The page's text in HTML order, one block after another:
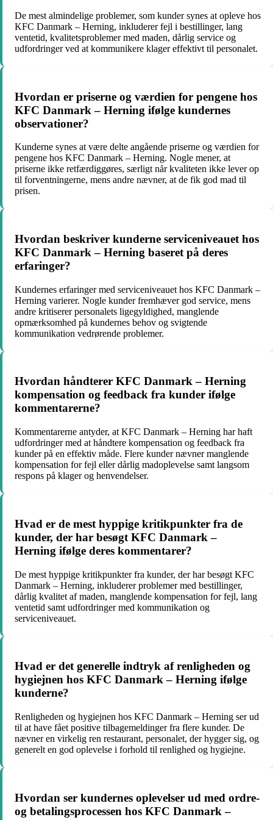
De mest almindelige problemer, som kunder synes at opleve hos
KFC Danmark – Herning, inkluderer fejl i bestillinger, lang
ventetid, kvalitetsproblemer med maden, dårlig service og
udfordringer ved at kommunikere klager effektivt til personalet.
Hvordan er priserne og værdien for pengene hos
KFC Danmark – Herning ifølge kundernes
observationer?
Kunderne synes at være delte angående priserne og værdien for
pengene hos KFC Danmark – Herning. Nogle mener, at
priserne ikke retfærdiggøres, særligt når kvaliteten ikke lever op
til forventningerne, mens andre nævner, at de fik god mad til
prisen.
Hvordan beskriver kunderne serviceniveauet hos
KFC Danmark – Herning baseret på deres
erfaringer?
Kundernes erfaringer med serviceniveauet hos KFC Danmark –
Herning varierer. Nogle kunder fremhæver god service, mens
andre kritiserer personalets ligegyldighed, manglende
opmærksomhed på kundernes behov og svigtende
kommunikation vedrørende problemer.
Hvordan håndterer KFC Danmark – Herning
kompensation og feedback fra kunder ifølge
kommentarerne?
Kommentarerne antyder, at KFC Danmark – Herning har haft
udfordringer med at håndtere kompensation og feedback fra
kunder på en effektiv måde. Flere kunder nævner manglende
kompensation for fejl eller dårlig madoplevelse samt langsom
respons på klager og henvendelser.
Hvad er de mest hyppige kritikpunkter fra de
kunder, der har besøgt KFC Danmark –
Herning ifølge deres kommentarer?
De mest hyppige kritikpunkter fra kunder, der har besøgt KFC
Danmark – Herning, inkluderer problemer med bestillinger,
dårlig kvalitet af maden, manglende kompensation for fejl, lang
ventetid samt udfordringer med kommunikation og
serviceniveauet.
Hvad er det generelle indtryk af renligheden og
hygiejnen hos KFC Danmark – Herning ifølge
kunderne?
Renligheden og hygiejnen hos KFC Danmark – Herning ser ud
til at have fået positive tilbagemeldinger fra flere kunder. De
nævner en virkelig ren restaurant, personalet, der hygger sig, og
generelt en god oplevelse i forhold til renlighed og hygiejne.
Hvordan ser kundernes oplevelser ud med ordre-
og betalingsprocessen hos KFC Danmark –